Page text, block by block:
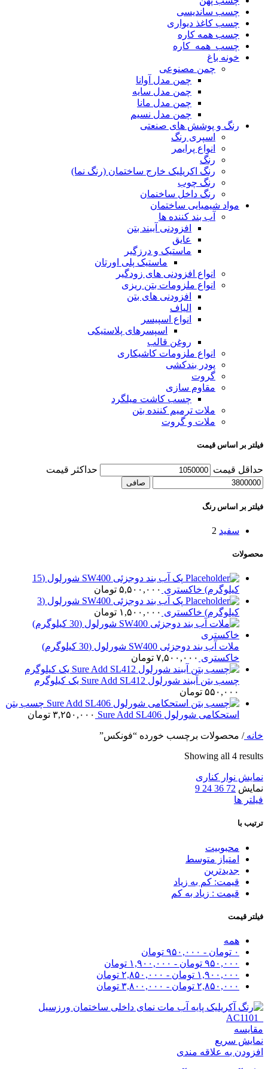
چسب ساندیسی
چسب کاغذ دیواری
چسب همه کاره
چسب_همه_کاره
خونه باغ
چمن مصنوعی
چمن مدل آوانا
چمن مدل سایه
چمن مدل مانا
چمن مدل نسیم
رنگ و پوشش های صنعتی
اسپری رنگ
انواع پرایمر
رنگ
رنگ اکریلیک خارج ساختمان (رنگ نما)
رنگ چوب
رنگ داخل ساخنمان
مواد شیمیایی ساختمان
آب بند کننده ها
افزودنی آببند بتن
عایق
ماستیک و درزگیر
ماستیک پلی اورتان
انواع افزودنی های زودگیر
انواع ملزومات بتن ریزی
افزودنی های بتن
الیاف
انواع اسپیسر
اسپسرهای پلاستیکی
روغن قالب
انواع ملزومات کاشیکاری
پودر بندکشی
گروت
مقاوم سازی
چسب کاشت میلگرد
ملات ترمیم کننده بتن
ملات و گروت
فیلتر بر اساس قیمت
حداقل قیمت حداكثر قيمت
صافی
فیلتر بر اساس رنگ
سفید 2
محصولات
پک آب بند دوجزئی SW400 شورلول (15
کیلوگرم) خاکستری ۵,۵۰۰,۰۰۰ تومان
پک آب بند دوجزئی SW400 شورلول (3
کیلوگرم) خاکستری ۱,۵۰۰,۰۰۰ تومان
ملات آب بند دوجزئی SW400 شورلول (30 کیلوگرم)
خاکستری ۷,۵۰۰,۰۰۰ تومان
چسب بتن آببند شورلول Sure Add SL412 یک کیلوگرم
۵۵۰,۰۰۰ تومان
چسب بتن
استحکامی شورلول Sure Add SL406
۳,۲۵۰,۰۰۰ تومان
خانه/ محصولات برچسب خورده “فونکس”
Showing all 4 results
نمایش نوار کناری
نمایش 72
36
24
9
فیلتر ها
ترتیب با
محبوبیت
امتیاز متوسط
جدیدترین
قیمت: کم به زیاد
قیمت : زیاد به کم
فیلتر قیمت
همه
۰ تومان - ۹۵۰,۰۰۰ تومان
۹۵۰,۰۰۰ تومان - ۱,۹۰۰,۰۰۰ تومان
۱,۹۰۰,۰۰۰ تومان - ۲,۸۵۰,۰۰۰ تومان
۲,۸۵۰,۰۰۰ تومان - ۳,۸۰۰,۰۰۰ تومان
مقايسه
نمایش سریع
افزودن به علاقه مندی